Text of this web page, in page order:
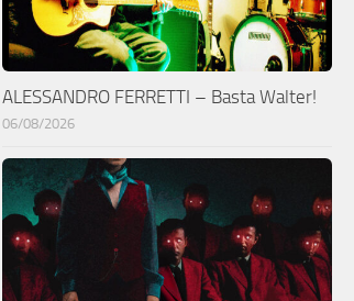
ALESSANDRO FERRETTI – Basta Walter!
06/08/2026